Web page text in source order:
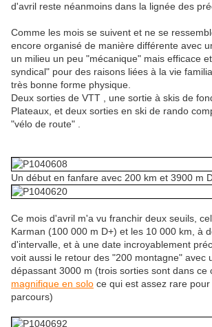
d'avril reste néanmoins dans la lignée des
Comme les mois se suivent et ne se
encore organisé de manière différente avec
un milieu un peu "mécanique" mais efficace
syndical" pour des raisons liées à la vie
très bonne forme physique.
Deux sorties de VTT , une sortie à skis de
Plateaux, et deux sorties en ski de rando
"vélo de route" .
Un début en fanfare avec 200 km et 3900 m
Ce mois d'avril m'a vu franchir deux seuils,
Karman (100 000 m D+) et les 10 000 km, à
d'intervalle, et à une date incroyablement
voit aussi le retour des "200 montagne" avec
dépassant 3000 m (trois sorties sont dans ce
magnifique en solo ce qui est assez rare
parcours)